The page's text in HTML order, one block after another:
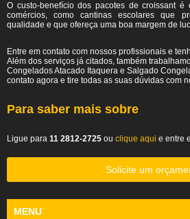
O custo-benefício dos pacotes de croissant é
comércios, como cantinas escolares que
qualidade e que ofereça uma boa margem de
Entre em contato com nossos profissionais e
Além dos serviços já citados, também
Congelados Atacado Itaquera e Salgado
contato agora e tire todas as suas dúvidas com
Para saber mais sobre
Ligue para 11 2812-2725 ou clique aqui e entre
Solicite um
MENU